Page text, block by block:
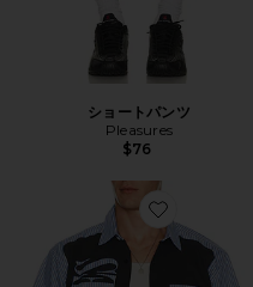
ショートパンツ
Pleasures
$76
Favorite シャツ